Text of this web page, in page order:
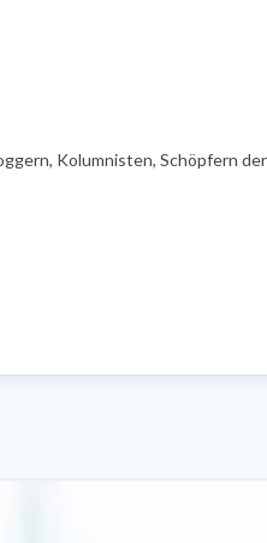
Kolumnisten, Schöpfern